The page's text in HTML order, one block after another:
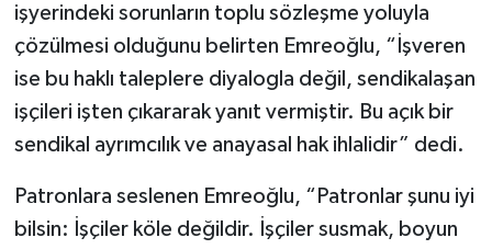
işyerindeki sorunların toplu sözleşme yoluyla
çözülmesi olduğunu belirten Emreoğlu, “İşveren
ise bu haklı taleplere diyalogla değil, sendikalaşan
işçileri işten çıkararak yanıt vermiştir. Bu açık bir
sendikal ayrımcılık ve anayasal hak ihlalidir” dedi.
Patronlara seslenen Emreoğlu, “Patronlar şunu iyi
bilsin: İşçiler köle değildir. İşçiler susmak, boyun